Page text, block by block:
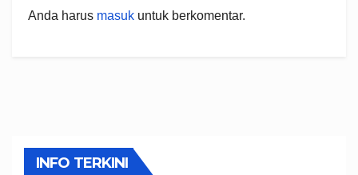
Anda harus masuk untuk berkomentar.
INFO TERKINI